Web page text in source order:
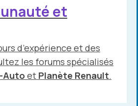
et
d’expérience et des
les forums spécialisés
Auto et Planète Renault.